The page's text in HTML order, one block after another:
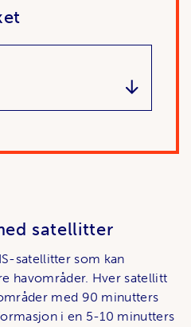
satellitter
satellitter som kan
havområder. Hver satellitt
med 90 minutters
i en 5-10 minutters